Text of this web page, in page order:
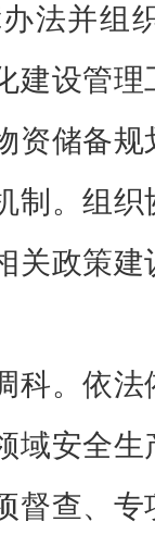
法并组
建设管
资储备
。组织
关政策
科。依
域安全
督查、